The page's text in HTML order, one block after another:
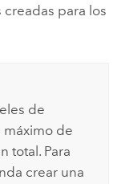
para los
de
máximo de
total. Para
crear una